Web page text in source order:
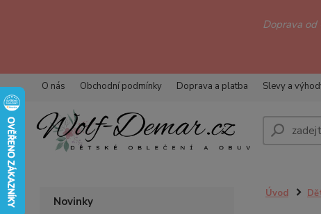
Doprava od
O nás Obchodní podmínky Doprava a platba Slevy a
Novinky
Úvod